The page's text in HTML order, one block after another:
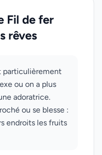
Fil de fer
rêves
particulièrement
ou on a plus
adoratrice.
ou se blesse :
endroits les fruits